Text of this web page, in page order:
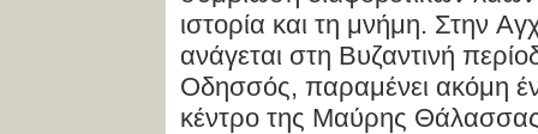
ιστορία και τη μνήμη. Στην
ανάγεται στη Bυζαντινή
Oδησσός, παραμένει ακόμη
κέντρο της Mαύρης